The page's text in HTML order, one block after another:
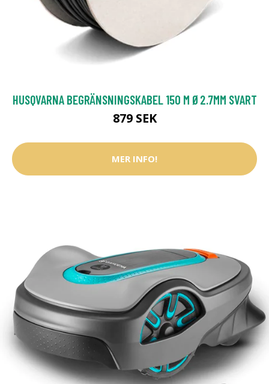
HUSQVARNA BEGRÄNSNINGSKABEL 150 M Ø2.7MM SVART
879 SEK
MER INFO!